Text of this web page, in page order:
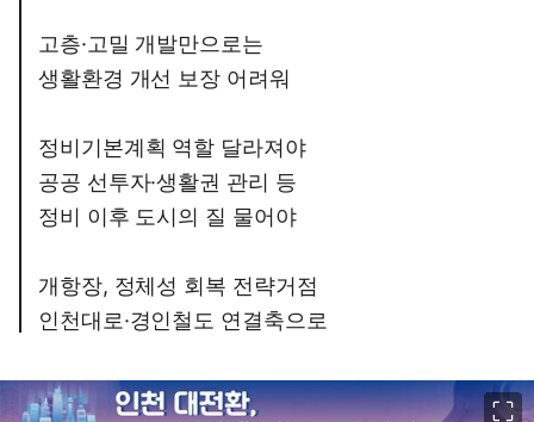
고층·고밀 개발만으로는
생활환경 개선 보장 어려워
정비기본계획 역할 달라져야
공공 선투자·생활권 관리 등
정비 이후 도시의 질 물어야
개항장, 정체성 회복 전략거점
인천대로·경인철도 연결축으로